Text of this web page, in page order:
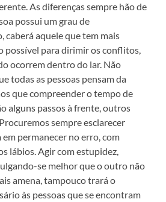
As diferenças sempre hão de
possui um grau de
caberá aquele que tem mais
possível para dirimir os conflitos,
ocorrem dentro do lar. Não
todas as pessoas pensam da
que compreender o tempo de
alguns passos à frente, outros
sempre esclarecer
permanecer no erro, com
lábios. Agir com estupidez,
se melhor que o outro não
amena, tampouco trará o
às pessoas que se encontram